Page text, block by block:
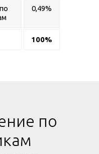
0,49%
100%
по